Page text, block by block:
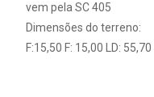
vem pela SC 405
Dimensões do terreno:
F:15,50 F: 15,00 LD: